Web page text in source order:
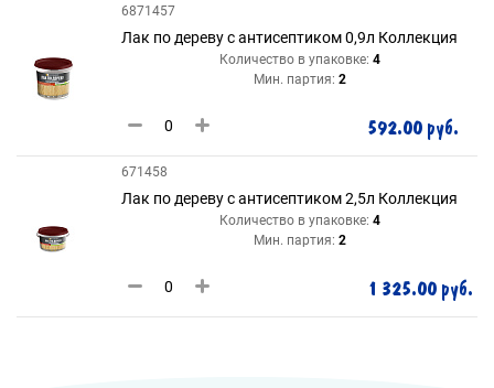
6871457
Лак по дереву с антисептиком 0,9л Коллекция
Количество в упаковке: 4
Мин. партия: 2
592.00 руб.
671458
Лак по дереву с антисептиком 2,5л Коллекция
Количество в упаковке: 4
Мин. партия: 2
1 325.00 руб.